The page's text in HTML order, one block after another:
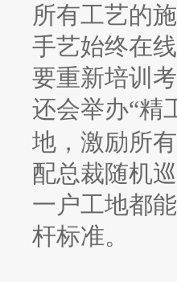
所有工艺的
手艺始终在
要重新培训
还会举办“精
地，激励所
配总裁随机
一户工地都
杆标准。